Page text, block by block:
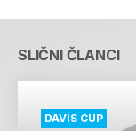
SLIČNI ČLANCI
DAVIS CUP